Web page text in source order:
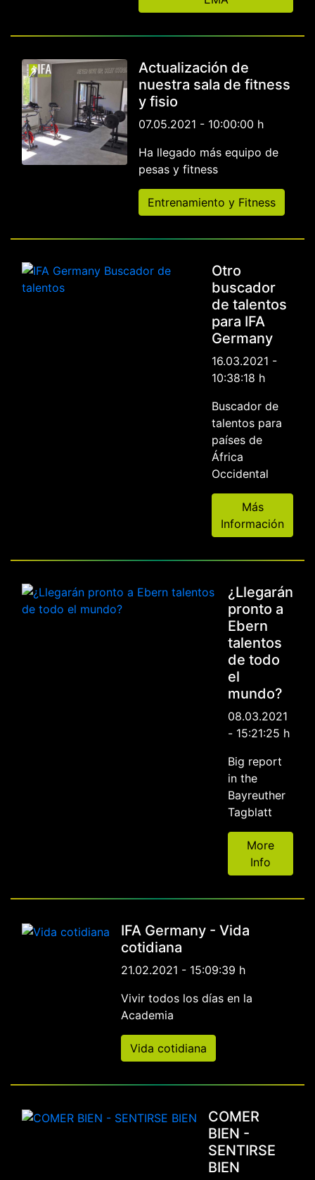
Actualización de
nuestra sala de fitness
y fisio
07.05.2021 - 10:00:00 h
Ha llegado más equipo de
pesas y fitness
Entrenamiento y Fitness
Otro
buscador
de talentos
para IFA
Germany
16.03.2021 -
10:38:18 h
Buscador de
talentos para
países de
África
Occidental
Más
Información
¿Llegarán
pronto a
Ebern
talentos
de todo
el
mundo?
08.03.2021
- 15:21:25 h
Big report
in the
Bayreuther
Tagblatt
More
Info
IFA Germany - Vida
cotidiana
21.02.2021 - 15:09:39 h
Vivir todos los días en la
Academia
Vida cotidiana
COMER
BIEN -
SENTIRSE
BIEN